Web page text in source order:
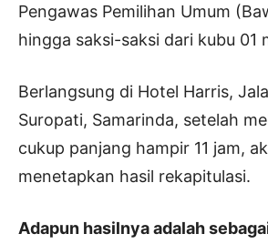
Pengawas Pemilihan Umum
hingga saksi-saksi dari kubu 01
Berlangsung di Hotel Harris,
Suropati, Samarinda, setelah
cukup panjang hampir 11 jam,
menetapkan hasil rekapitulasi.
Adapun hasilnya adalah